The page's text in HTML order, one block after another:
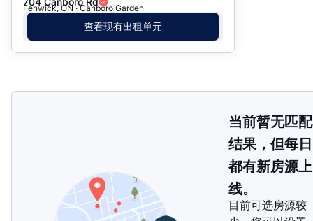
Fenwick, ON · Canboro Garden
查看现有出租单元
当前暂无匹配
结果，但每日
都有新房源上
线。
目前可选房源较